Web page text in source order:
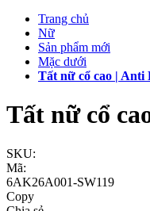
Trang chủ
Nữ
Sản phẩm mới
Mặc dưới
Tất nữ cổ cao | Anti
Tất nữ cổ
SKU:
Mã:
6AK26A001-SW119
Copy